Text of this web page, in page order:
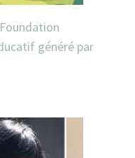
généré par